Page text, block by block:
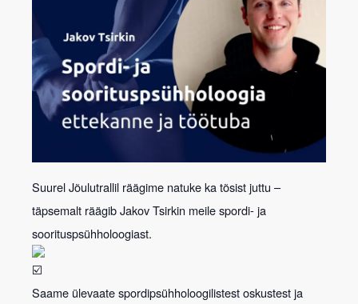
Suurel Jõulutrallil räägime natuke ka tõsist juttu –
täpsemalt räägib Jakov Tsirkin meile spordi- ja
soorituspsühholoogiast.
Saame ülevaate spordipsühholoogilistest oskustest ja